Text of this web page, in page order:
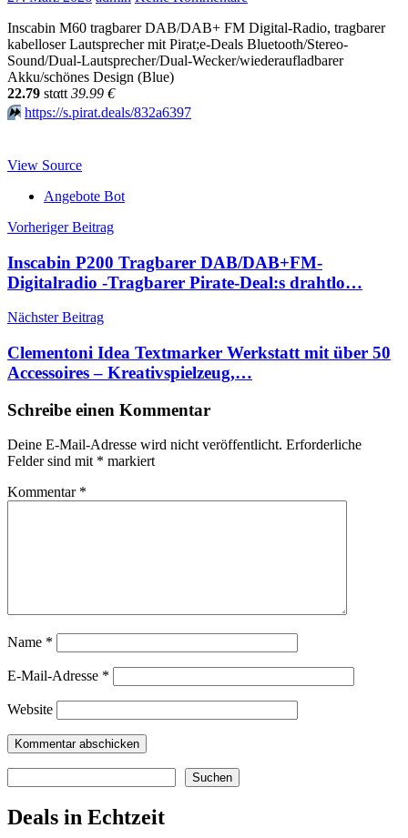
Inscabin M60 tragbarer DAB/DAB+ FM Digital-Radio, tragbarer
kabelloser Lautsprecher mit Pirat;e-Deals Bluetooth/Stereo-
Sound/Dual-Lautsprecher/Dual-Wecker/wiederaufladbarer
Akku/schönes Design (Blue)
22.79 stαtt 39.99 €
⏩️ https://s.pirat.deals/832a6397
View Source
Angebote Bot
Beitragsnavigation
Vorheriger Beitrag
Inscabin P200 Tragbarer DAB/DAB+FM-
Digitalradio -Tragbarer Pirate-Deal:s drahtlo…
Nächster Beitrag
Clementoni Idea Textmarker Werkstatt mit über 50
Accessoires – Kreativspielzeug,…
Schreibe einen Kommentar
Deine E-Mail-Adresse wird nicht veröffentlicht. Erforderliche
Felder sind mit * markiert
Kommentar *
Name *
E-Mail-Adresse *
Website
Suchen
Deals in Echtzeit